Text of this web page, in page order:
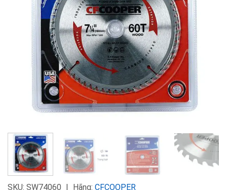
SKU: SW74060 Hãng: CFCOOPER